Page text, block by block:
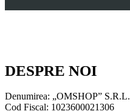
DESPRE NOI
Denumirea: „OMSHOP” S.R.L.
Cod Fiscal: 1023600021306